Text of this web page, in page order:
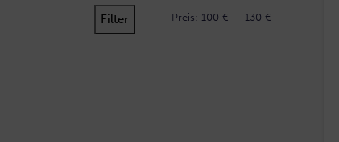
Filter Preis: 100 € — 130 €